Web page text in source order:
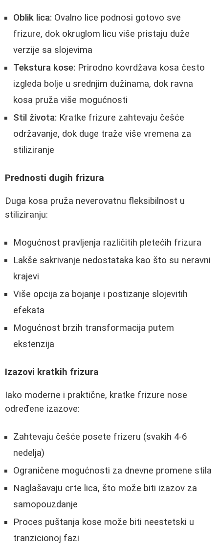
Oblik lica: Ovalno lice podnosi gotovo sve
frizure, dok okruglom licu više pristaju duže
verzije sa slojevima
Tekstura kose: Prirodno kovrdžava kosa često
izgleda bolje u srednjim dužinama, dok ravna
kosa pruža više mogućnosti
Stil života: Kratke frizure zahtevaju češće
održavanje, dok duge traže više vremena za
stiliziranje
Prednosti dugih frizura
Duga kosa pruža neverovatnu fleksibilnost u
stiliziranju:
Mogućnost pravljenja različitih pletećih frizura
Lakše sakrivanje nedostataka kao što su neravni
krajevi
Više opcija za bojanje i postizanje slojevitih
efekata
Mogućnost brzih transformacija putem
ekstenzija
Izazovi kratkih frizura
Iako moderne i praktične, kratke frizure nose
određene izazove:
Zahtevaju češće posete frizeru (svakih 4-6
nedelja)
Ograničene mogućnosti za dnevne promene stila
Naglašavaju crte lica, što može biti izazov za
samopouzdanje
Proces puštanja kose može biti neestetski u
tranzicionoj fazi